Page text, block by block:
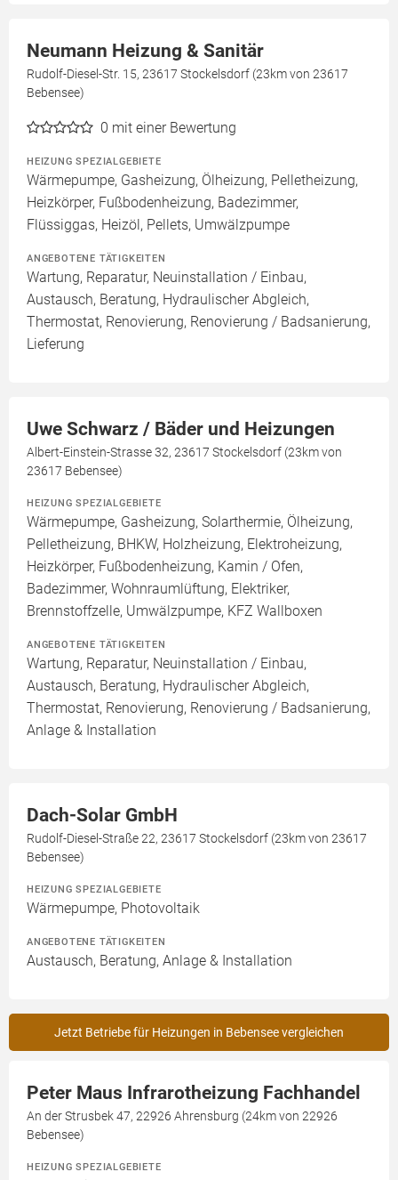
Neumann Heizung & Sanitär
Rudolf-Diesel-Str. 15, 23617 Stockelsdorf (23km von 23617
Bebensee)
0 mit einer Bewertung
HEIZUNG SPEZIALGEBIETE
Wärmepumpe, Gasheizung, Ölheizung, Pelletheizung,
Heizkörper, Fußbodenheizung, Badezimmer,
Flüssiggas, Heizöl, Pellets, Umwälzpumpe
ANGEBOTENE TÄTIGKEITEN
Wartung, Reparatur, Neuinstallation / Einbau,
Austausch, Beratung, Hydraulischer Abgleich,
Thermostat, Renovierung, Renovierung / Badsanierung,
Lieferung
Uwe Schwarz / Bäder und Heizungen
Albert-Einstein-Strasse 32, 23617 Stockelsdorf (23km von
23617 Bebensee)
HEIZUNG SPEZIALGEBIETE
Wärmepumpe, Gasheizung, Solarthermie, Ölheizung,
Pelletheizung, BHKW, Holzheizung, Elektroheizung,
Heizkörper, Fußbodenheizung, Kamin / Ofen,
Badezimmer, Wohnraumlüftung, Elektriker,
Brennstoffzelle, Umwälzpumpe, KFZ Wallboxen
ANGEBOTENE TÄTIGKEITEN
Wartung, Reparatur, Neuinstallation / Einbau,
Austausch, Beratung, Hydraulischer Abgleich,
Thermostat, Renovierung, Renovierung / Badsanierung,
Anlage & Installation
Dach-Solar GmbH
Rudolf-Diesel-Straße 22, 23617 Stockelsdorf (23km von 23617
Bebensee)
HEIZUNG SPEZIALGEBIETE
Wärmepumpe, Photovoltaik
ANGEBOTENE TÄTIGKEITEN
Austausch, Beratung, Anlage & Installation
Jetzt Betriebe für Heizungen in Bebensee vergleichen
Peter Maus Infrarotheizung Fachhandel
An der Strusbek 47, 22926 Ahrensburg (24km von 22926
Bebensee)
HEIZUNG SPEZIALGEBIETE